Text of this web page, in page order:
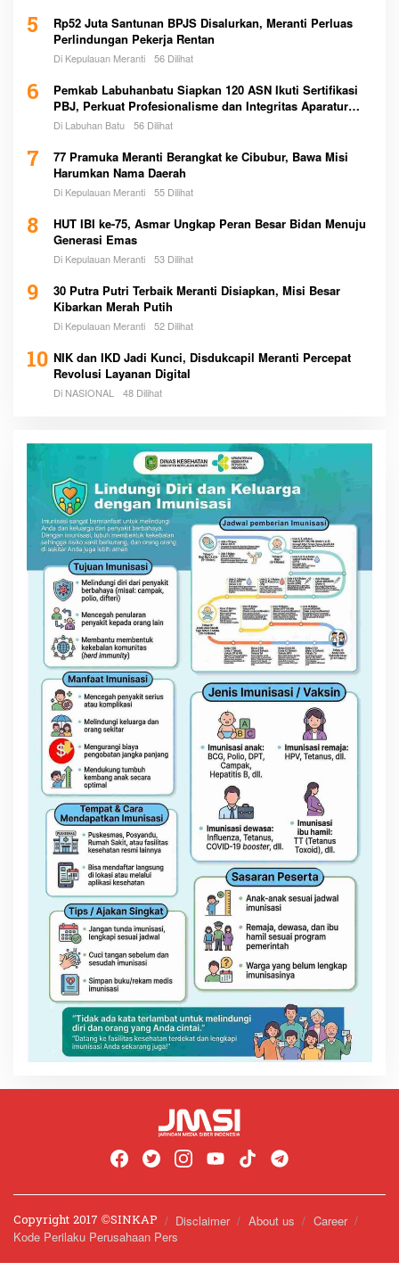
5
Rp52 Juta Santunan BPJS Disalurkan, Meranti Perluas
Perlindungan Pekerja Rentan
Di Kepulauan Meranti 56 Dilihat
6
Pemkab Labuhanbatu Siapkan 120 ASN Ikuti Sertifikasi
PBJ, Perkuat Profesionalisme dan Integritas Aparatur
Pemerintah
Di Labuhan Batu 56 Dilihat
7
77 Pramuka Meranti Berangkat ke Cibubur, Bawa Misi
Harumkan Nama Daerah
Di Kepulauan Meranti 55 Dilihat
8
HUT IBI ke-75, Asmar Ungkap Peran Besar Bidan Menuju
Generasi Emas
Di Kepulauan Meranti 53 Dilihat
9
30 Putra Putri Terbaik Meranti Disiapkan, Misi Besar
Kibarkan Merah Putih
Di Kepulauan Meranti 52 Dilihat
10 NIK dan IKD Jadi Kunci, Disdukcapil Meranti Percepat
Revolusi Layanan Digital
Di NASIONAL 48 Dilihat
Copyright 2017 ©️SINKAP Disclaimer About us
Career
Kode Perilaku Perusahaan Pers